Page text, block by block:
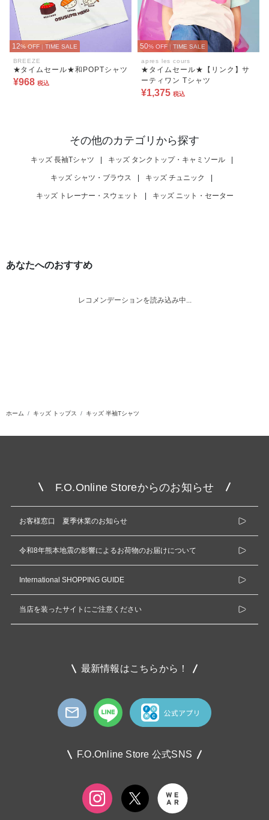
12% OFF | TIME SALE
BREEZE
★タイムセール★和POPTシャツ
¥968 税込
50% OFF | TIME SALE
apres les cours
★タイムセール★【リンク】サ
ーティワン Tシャツ
¥1,375 税込
その他のカテゴリから探す
キッズ 長袖Tシャツ キッズ タンクトップ・キャミソール
キッズ シャツ・ブラウス キッズ チュニック
キッズ トレーナー・スウェット キッズ ニット・セーター
あなたへのおすすめ
レコメンデーションを読み込み中...
ホーム キッズ トップス キッズ 半袖Tシャツ
F.O.Online Storeからのお知らせ
お客様窓口 夏季休業のお知らせ
令和8年熊本地震の影響によるお荷物のお届けについて
International SHOPPING GUIDE
当店を装ったサイトにご注意ください
最新情報はこちらから！
F.O.Online Store 公式SNS